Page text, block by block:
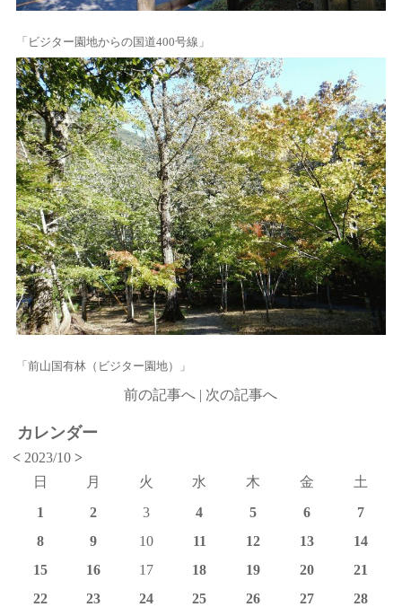
「ビジター園地からの国道400号線」
「前山国有林（ビジター園地）」
前の記事へ | 次の記事へ
カレンダー
< 2023/10>
日
月 火 水 木 金
土
1
2 3 4 5 6
7
8
9 10 11 12 13
14
15
16 17 18 19 20
21
22
23 24 25 26 27
28